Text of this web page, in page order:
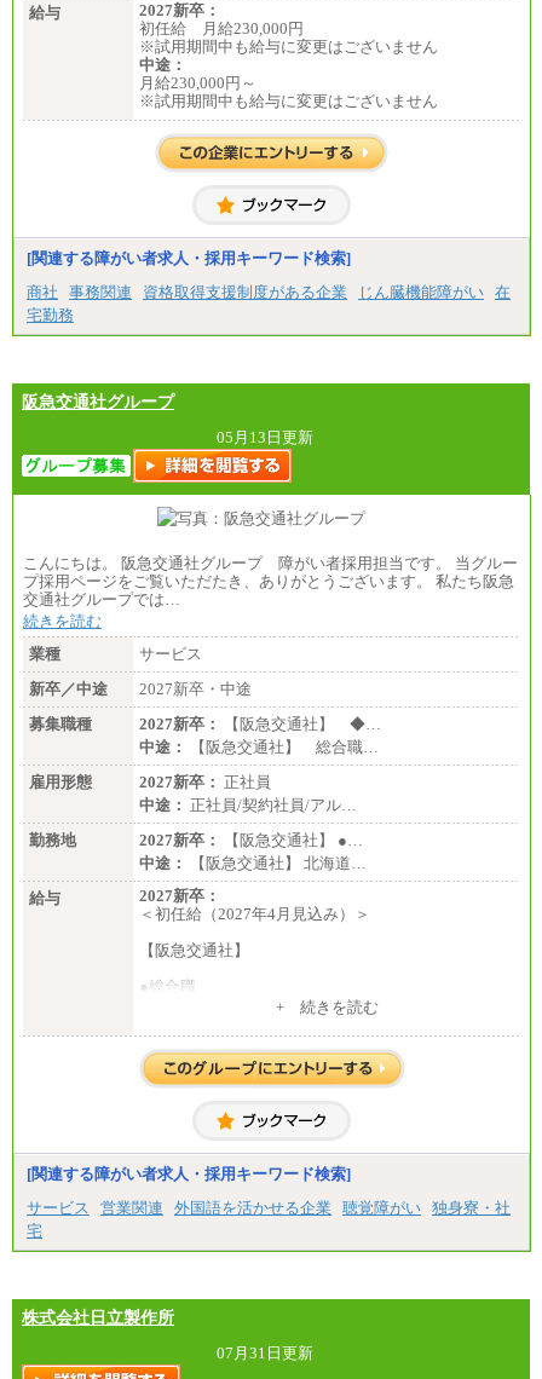
給与
2027新卒：
初任給 月給230,000円
※試用期間中も給与に変更はございません
中途：
月給230,000円～
※試用期間中も給与に変更はございません
[関連する障がい者求人・採用キーワード検索]
商社
事務関連 資格取得支援制度がある企業 じん臓機能障がい 在
宅勤務
阪急交通社グループ
05月13日更新
こんにちは。 阪急交通社グループ 障がい者採用担当です。 当グルー
プ採用ページをご覧いただたき、ありがとうございます。 私たち阪急
交通社グループでは…
続きを読む
業種
サービス
新卒／中途
2027新卒・中途
募集職種
2027新卒：
【阪急交通社】 ◆…
中途：
【阪急交通社】 総合職…
雇用形態
2027新卒： 正社員
中途： 正社員/契約社員/アル…
勤務地
2027新卒：
【阪急交通社】 ●…
中途：
【阪急交通社】 北海道…
給与
2027新卒：
＜初任給（2027年4月見込み）＞
【阪急交通社】
●総合職
(※3)、239,000円(※4)、237,000円（※5）
・専門・短大卒
(※3)、218,500円(※4)、216,500円（※5）
※1…東京都、埼玉県、千葉県、神奈川県
※2…大阪府、京都府、兵庫県、滋賀県
※3…愛知県、静岡県
※4…北海道、宮城県、栃木県、群馬県、長野県、新
県、福島県、山形県
・月給には一律地域手当を含んだ金額を表示
（一律地域手当：※1…36,000円、※2…33,000円、
※3…28,000円、※4…25,000円、※5…23,000円）
・試用期間中も給与変更なし
+ 続きを読む
[関連する障がい者求人・採用キーワード検索]
サービス
営業関連 外国語を活かせる企業 聴覚障がい 独身寮・社
宅
株式会社日立製作所
07月31日更新